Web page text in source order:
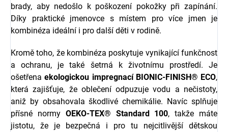
brady, aby nedošlo k poškození pokožky při zapínání.
Díky praktické jmenovce s místem pro více jmen je
kombinéza ideální i pro další děti v rodině.
Kromě toho, že kombinéza poskytuje vynikající funkčnost
a ochranu, je také šetrná k životnímu prostředí. Je
ošetřenaekologickou impregnací BIONIC-FINISH® ECO,
která zajišťuje, že oblečení odpuzuje vodu a nečistoty,
aniž by obsahovala škodlivé chemikálie. Navíc splňuje
přísné normyOEKO-TEX® Standard 100, takže máte
jistotu, že je bezpečná i pro tu nejcitlivější dětskou